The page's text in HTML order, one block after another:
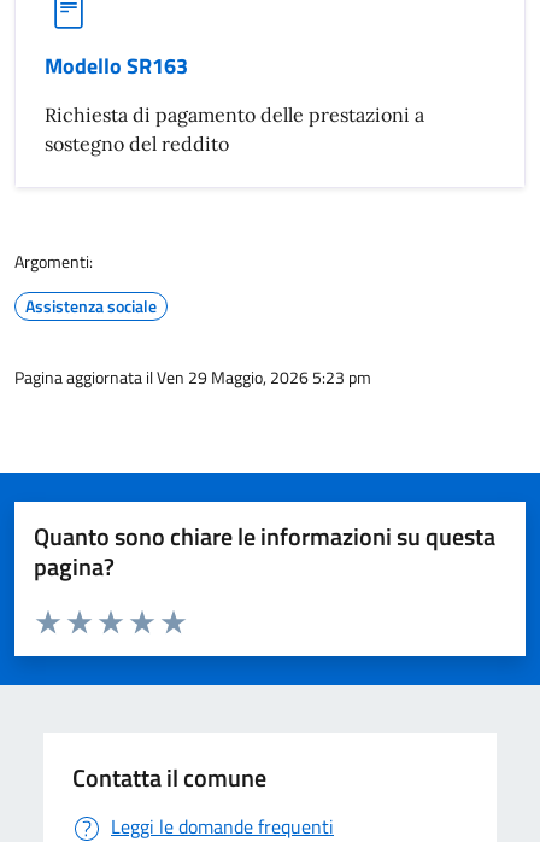
Modello SR163
Richiesta di pagamento delle prestazioni a
sostegno del reddito
Argomenti:
Assistenza sociale
Pagina aggiornata il Ven 29 Maggio, 2026 5:23 pm
Quanto sono chiare le informazioni su questa
pagina?
Valuta da 1 a 5 stelle la pagina
Valuta 5 stelle su 5
Valuta 4 stelle su 5
Valuta 3 stelle su 5
Valuta 2 stelle su 5
Valuta 1 stelle su 5
Contatta il comune
Leggi le domande frequenti